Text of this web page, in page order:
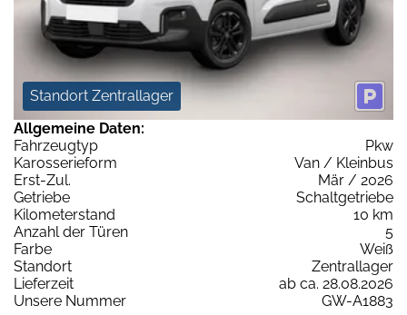
Standort Zentrallager
Allgemeine Daten:
Fahrzeugtyp
Pkw
Karosserieform
Van / Kleinbus
Erst-Zul.
Mär / 2026
Getriebe
Schaltgetriebe
Kilometerstand
10 km
Anzahl der Türen
5
Farbe
Weiß
Standort
Zentrallager
Lieferzeit
ab ca. 28.08.2026
Unsere Nummer
GW-A1883